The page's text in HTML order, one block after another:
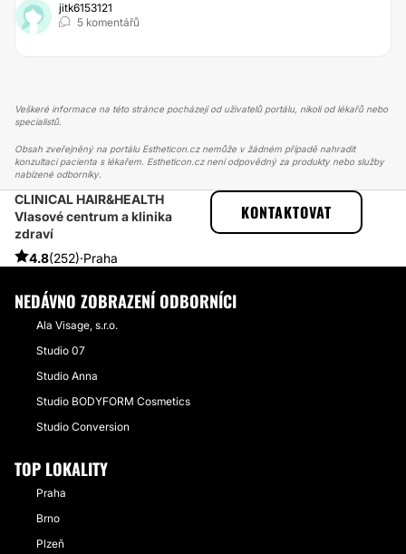
jitk6153121
5 komentářů
Veškeré informace na této stránce pocházejí od uživatelů portálu, nikoli od lékařů nebo
specialistů.
Obsah zveřejněný na portálu Estheticon.cz nemůže v žádném případě nahradit
konzultaci pacienta s lékařem. Estheticon.cz není odpovědný za produkty nebo služby
nabízené odborníky.
CLINICAL HAIR&HEALTH
Vlasové centrum a klinika
zdraví
4.8(252)·Praha
KONTAKTOVAT
ESTHETICON
PŘÍBĚHY
PŘÍBĚHY TÝKAJÍCÍ SE ZÁKROKU TRICHOLOGICKÉ VYŠETŘENÍ
TRICHOLOGICKÉ VYŠETŘENÍ - LÉČEBNÁ KÚRA CLINICAL HAIR
NEDÁVNO ZOBRAZENÍ ODBORNÍCI
Ala Visage, s.r.o.
Studio 07
Studio Anna
Studio BODYFORM Cosmetics
Studio Conversion
TOP LOKALITY
Praha
Brno
Plzeň